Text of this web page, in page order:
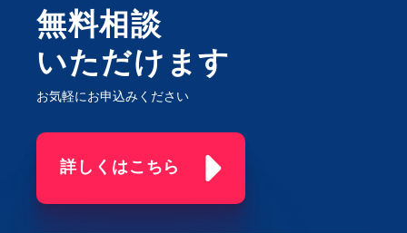
無料相談
いただけます
お気軽にお申込みください
詳しくはこちら